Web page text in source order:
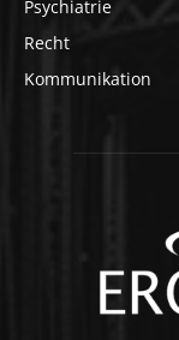
Psychiatrie
Recht
Kommunikation